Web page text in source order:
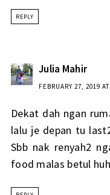
REPLY
Julia Mahir
FEBRUARY 27, 2019
Dekat dah ngan
lalu je depan tu
Sbb nak renyah2
food malas betul